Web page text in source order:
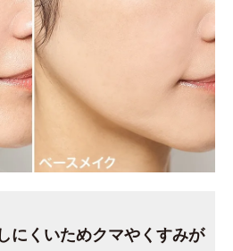
にくいためクマやくすみが